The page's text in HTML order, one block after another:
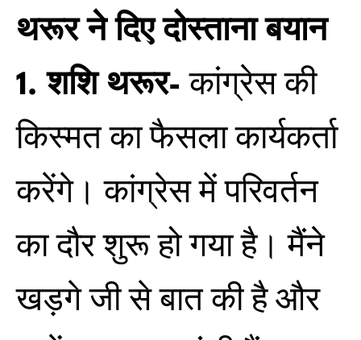
थरूर ने दिए दोस्ताना बयान
1. शशि थरूर- कांग्रेस की
किस्मत का फैसला कार्यकर्ता
करेंगे। कांग्रेस में परिवर्तन
का दौर शुरू हो गया है। मैंने
खड़गे जी से बात की है और